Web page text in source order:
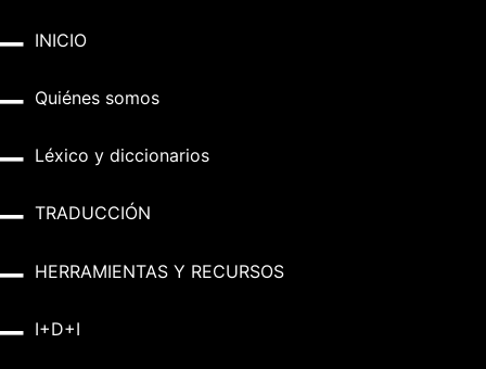
INICIO
Quiénes somos
Léxico y diccionarios
TRADUCCIÓN
HERRAMIENTAS Y RECURSOS
I+D+I